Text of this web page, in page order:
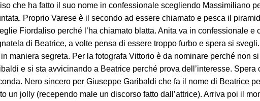
che ha fatto il suo nome in confessionale scegliendo Massimiliano
Proprio Varese è il secondo ad essere chiamato e pesca il
Fiordaliso perché l’ha chiamato blatta. Anita va in confessionale e
di Beatrice, a volte pensa di essere troppo furbo e spera si
maniera segreta. Per la fotografa Vittorio è da nominare perché non
e si sta avvicinando a Beatrice perché prova dell’interesse. Spera
Nero sincero per Giuseppe Garibaldi che fa il nome di Beatrice
un jolly (recependo male un discorso fatto dall’attrice). Arriva poi il